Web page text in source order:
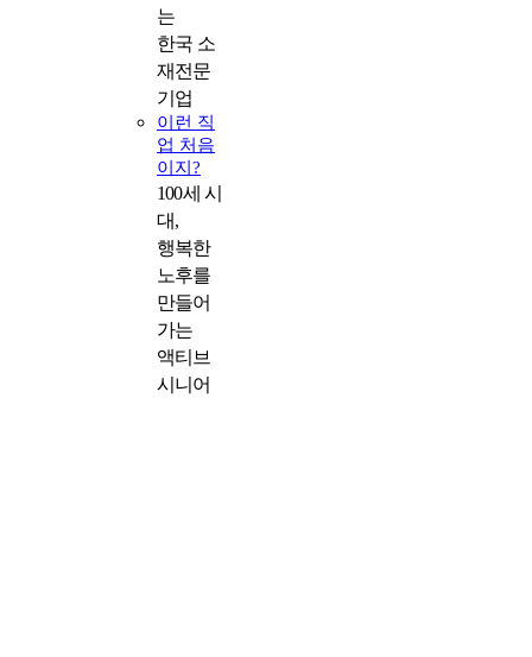
는
한국 소
재전문
기업
이런 직
업 처음
이지?
100세 시
대,
행복한
노후를
만들어
가는
액티브
시니어